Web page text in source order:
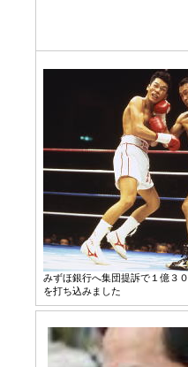
みずほ銀行へ集団提訴で１億３
を打ち込みました